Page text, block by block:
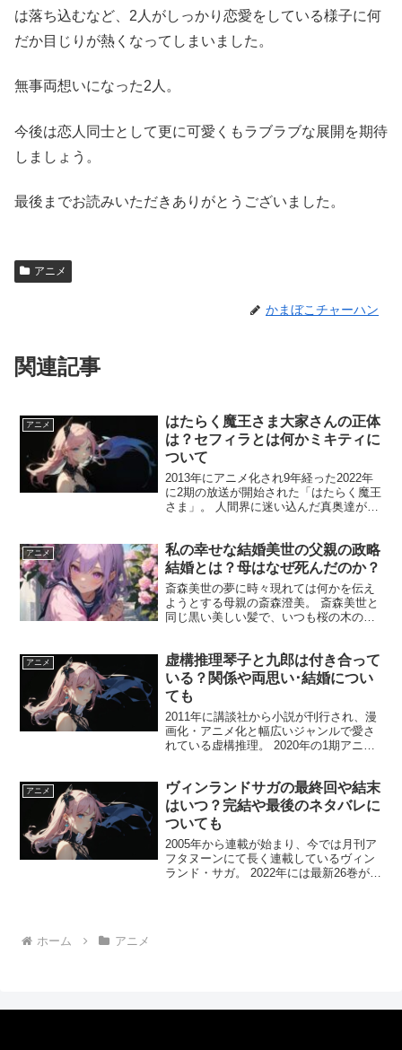
は落ち込むなど、2人がしっかり恋愛をしている様子に何
だか目じりが熱くなってしまいました。
無事両想いになった2人。
今後は恋人同士として更に可愛くもラブラブな展開を期待
しましょう。
最後までお読みいただきありがとうございました。
アニメ
かまぼこチャーハン
関連記事
アニメ
はたらく魔王さま大家さんの正体
は？セフィラとは何かミキティに
ついて
2013年にアニメ化され9年経った2022年
に2期の放送が開始された「はたらく魔王
さま」。 人間界に迷い込んだ真奥達が住
住むアパートの大家さんの正体を解明す
ると共に作...
アニメ
私の幸せな結婚美世の父親の政略
結婚とは？母はなぜ死んだのか？
斎森美世の夢に時々現れては何かを伝え
ようとする母親の斎森澄美。 斎森美世と
同じ黒い美しい髪で、いつも桜の木の下
す。 そこで今回は「私の幸せな結婚」美
世の父親の政略結婚と...
アニメ
虚構推理琴子と九郎は付き合って
いる？関係や両思い･結婚につい
ても
2011年に講談社から小説が刊行され、漫
画化・アニメ化と幅広いジャンルで愛さ
れている虚構推理。 2020年の1期アニメ
ている方も多いのではないでしょうか。
そこで...
アニメ
ヴィンランドサガの最終回や結末
はいつ？完結や最後のネタバレに
ついても
2005年から連載が始まり、今では月刊ア
フタヌーンにて長く連載しているヴィン
ランド・サガ。 2022年には最新26巻が発
ホーム アニメ